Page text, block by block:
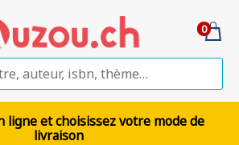
0
ligne et choisissez votre mode de
livraison